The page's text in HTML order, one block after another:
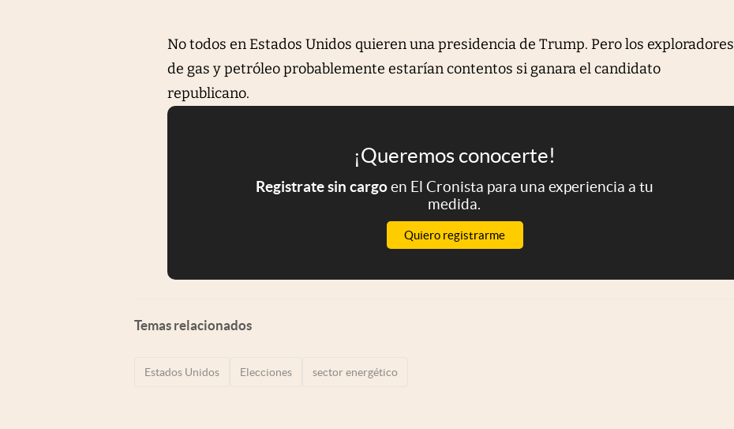
No todos en Estados Unidos quieren una presidencia de Trump. Pero los exploradores
de gas y petróleo probablemente estarían contentos si ganara el candidato
republicano.
¡Queremos conocerte!
Registrate sin cargoen El Cronista para una experiencia a tu
medida.
Quiero registrarme
Temas relacionados
Estados Unidos Elecciones sector energético